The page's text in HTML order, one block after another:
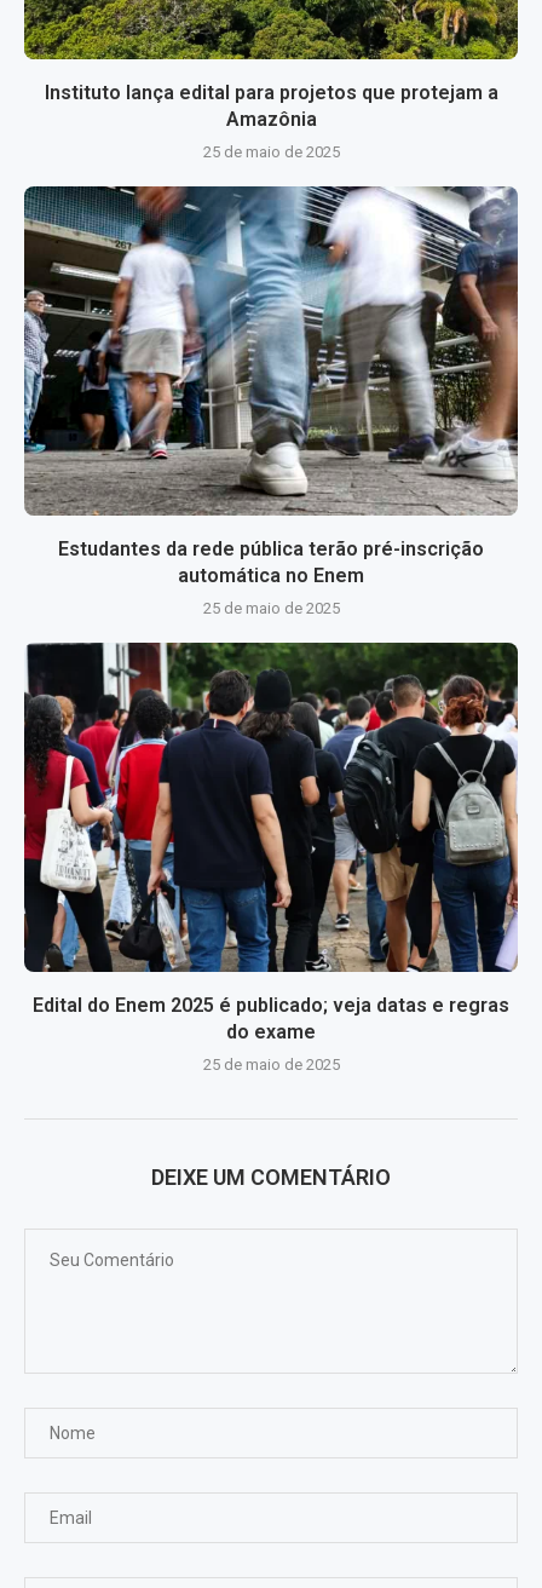
Instituto lança edital para projetos que protejam a
Amazônia
25 de maio de 2025
Estudantes da rede pública terão pré-inscrição
automática no Enem
25 de maio de 2025
Edital do Enem 2025 é publicado; veja datas e regras
do exame
25 de maio de 2025
DEIXE UM COMENTÁRIO